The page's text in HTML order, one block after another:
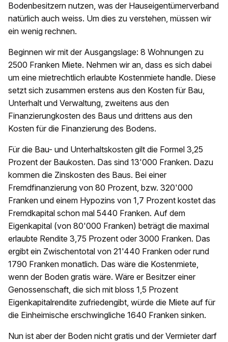
Bodenbesitzern nutzen, was der Hauseigentümerverband
natürlich auch weiss. Um dies zu verstehen, müssen wir
ein wenig rechnen.
Beginnen wir mit der Ausgangslage: 8 Wohnungen zu
2500 Franken Miete. Nehmen wir an, dass es sich dabei
um eine mietrechtlich erlaubte Kostenmiete handle. Diese
setzt sich zusammen erstens aus den Kosten für Bau,
Unterhalt und Verwaltung, zweitens aus den
Finanzierungkosten des Baus und drittens aus den
Kosten für die Finanzierung des Bodens.
Für die Bau- und Unterhaltskosten gilt die Formel 3,25
Prozent der Baukosten. Das sind 13'000 Franken. Dazu
kommen die Zinskosten des Baus. Bei einer
Fremdfinanzierung von 80 Prozent, bzw. 320'000
Franken und einem Hypozins von 1,7 Prozent kostet das
Fremdkapital schon mal 5440 Franken. Auf dem
Eigenkapital (von 80'000 Franken) beträgt die maximal
erlaubte Rendite 3,75 Prozent oder 3000 Franken. Das
ergibt ein Zwischentotal von 21'440 Franken oder rund
1790 Franken monatlich. Das wäre die Kostenmiete,
wenn der Boden gratis wäre. Wäre er Besitzer einer
Genossenschaft, die sich mit bloss 1,5 Prozent
Eigenkapitalrendite zufriedengibt, würde die Miete auf für
die Einheimische erschwingliche 1640 Franken sinken.
Nun ist aber der Boden nicht gratis und der Vermieter darf